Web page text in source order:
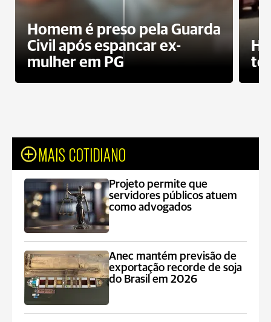
Homem é preso pela Guarda
Civil após espancar ex-
mulher em PG
MAIS COTIDIANO
Projeto permite que
servidores públicos atuem
como advogados
Anec mantém previsão de
exportação recorde de soja
do Brasil em 2026